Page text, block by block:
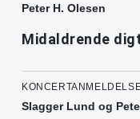
Peter H. Olesen
Midaldrende
Slagger Lund og